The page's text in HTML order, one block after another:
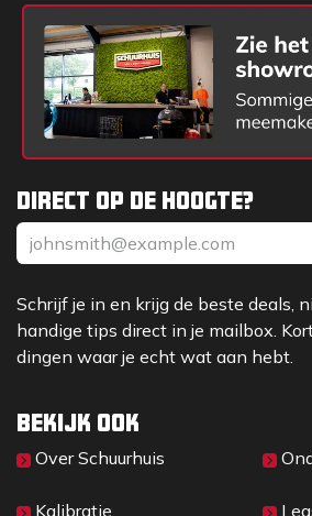
Direct op de hoogte?
Schrijf je in en krijg de beste deals,
handige tips direct in je mailbox.
dingen waar je echt wat aan hebt.
Bekijk ook
Over Sc​huurhuis
Kalibratie